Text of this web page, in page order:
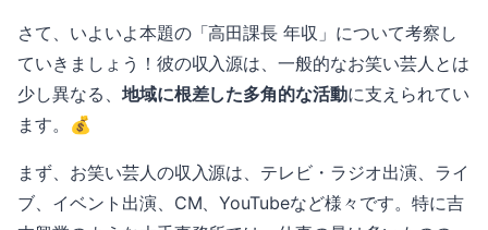
さて、いよいよ本題の「高田課長 年収」について考察し
ていきましょう！彼の収入源は、一般的なお笑い芸人とは
少し異なる、 地域に根差した多角的な活動に支えられてい
ます。💰
まず、お笑い芸人の収入源は、テレビ・ラジオ出演、ライ
ブ、イベント出演、CM、YouTubeなど様々です。特に吉